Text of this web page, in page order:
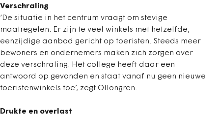
Verschraling
‘De situatie in het centrum vraagt om stevige
maatregelen. Er zijn te veel winkels met hetzelfde,
eenzijdige aanbod gericht op toeristen. Steeds meer
bewoners en ondernemers maken zich zorgen over
deze verschraling. Het college heeft daar een
antwoord op gevonden en staat vanaf nu geen nieuwe
toeristenwinkels toe’, zegt Ollongren.
Drukte en overlast